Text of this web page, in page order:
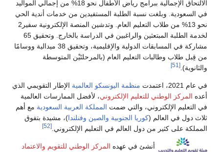
الالتحاق الإجمالية ببرامج رياض الأطفال نحو 18% من إجمالي المواليد
في السعودية. وبلغت نسبة الطلبة المستفيدين من خدمات أندية الحي
نحو 13% من طلاب التعليم العام. وتدشين المنصة الإلكترونية سفير2
لخدمة الطلبة المبتعثين والراغبين في الدراسة بالخارج. وتحقيق 65
مشاركة في المسابقات الدولية والإقليمية، وتحقيق 38 ميدالية ووسامًا
من قِبل طلاب وطالبات التعليم العام (بالمرحلتَيْن المتوسطة
والثانوية). [51]
في عام 2021، اعتمدت منظمة اليونسكو العالمية الإطار التقويمي الذي
أعده المركز الوطني للتعليم الإلكتروني، لأفضل الممارسات العالمية
في التعليم الإلكتروني، والتي ضمت المملكة العربية السعودية مع أهم
ثلاث دول في العالم (كوريا الجنوبية والصين وفنلندا)، مشيدة بتفوق
المملكة على كثير من دول العالم في التعليم الإلكتروني. [52]
أنشئ في عهده المركز الوطني للتقويم والاعتماد